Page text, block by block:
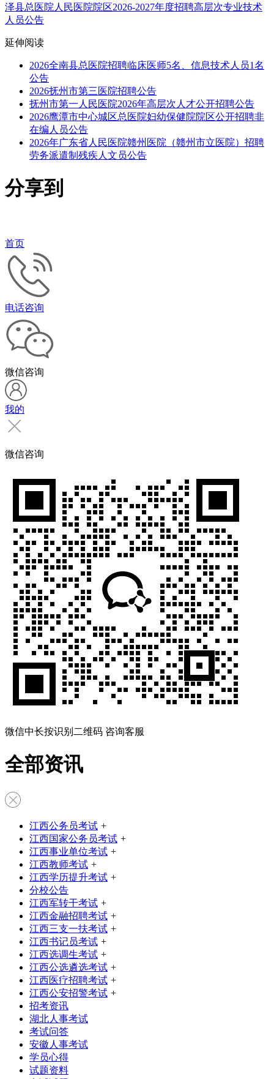
泽县总医院人民医院院区2026-2027年度招聘高层次专业技术
人员公告
延伸阅读
2026全南县总医院招聘临床医师5名、信息技术人员1名
公告
2026抚州市第三医院招聘公告
抚州市第一人民医院2026年高层次人才公开招聘公告
2026鹰潭市中心城区总医院妇幼保健院院区公开招聘非
在编人员公告
2026年广东省人民医院赣州医院（赣州市立医院）招聘
劳务派遣制残疾人文员公告
分享到
首页
电话咨询
微信咨询
我的
微信咨询
微信中长按识别二维码 咨询客服
全部资讯
江西公务员考试 +
江西国家公务员考试 +
江西事业单位考试 +
江西教师考试 +
江西学历提升考试 +
分校公告
江西军转干考试 +
江西金融招聘考试 +
江西三支一扶考试 +
江西书记员考试 +
江西选调生考试 +
江西公选遴选考试 +
江西医疗招聘考试 +
江西公安招警考试 +
招考资讯
湖北人事考试
考试问答
安徽人事考试
学员心得
试题资料